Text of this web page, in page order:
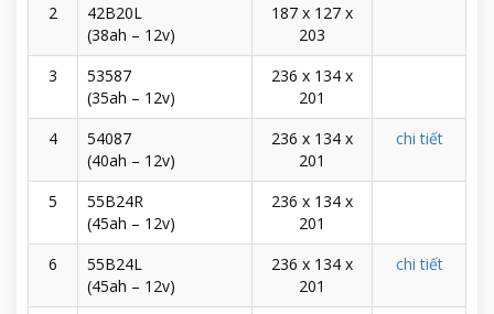
2
42B20L
(38ah – 12v)
187 x 127 x
203
3
53587
(35ah – 12v)
236 x 134 x
201
4
54087
(40ah – 12v)
236 x 134 x
201
chi tiết
5
55B24R
(45ah – 12v)
236 x 134 x
201
6
55B24L
(45ah – 12v)
236 x 134 x
201
chi tiết